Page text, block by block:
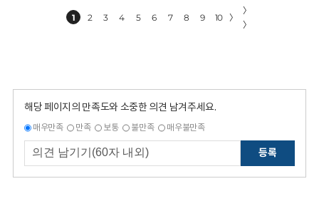
1 2 3 4 5 6 7 8 9 10 〉
〉
〉
해당 페이지의 만족도와 소중한 의견 남겨주세요.
매우만족 만족 보통 불만족 매우불만족
등록